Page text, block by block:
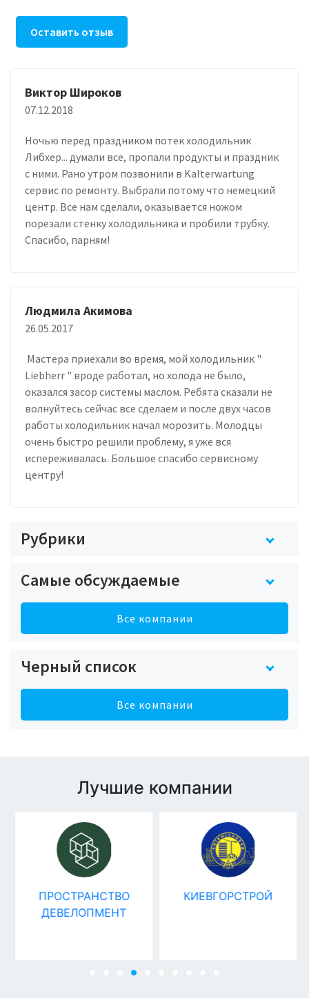
Оставить отзыв
Виктор Широков
07.12.2018
Ночью перед праздником потек холодильник
Либхер... думали все, пропали продукты и праздник
с ними. Рано утром позвонили в Kalterwartung
сервис по ремонту. Выбрали потому что немецкий
центр. Все нам сделали, оказывается ножом
порезали стенку холодильника и пробили трубку.
Спасибо, парням!
Людмила Акимова
26.05.2017
Мастера приехали во время, мой холодильник "
Liebherr " вроде работал, но холода не было,
оказался засор системы маслом. Ребята сказали не
волнуйтесь сейчас все сделаем и после двух часов
работы холодильник начал морозить. Молодцы
очень быстро решили проблему, я уже вся
испереживалась. Большое спасибо сервисному
центру!
Рубрики
Самые обсуждаемые
Все компании
Черный список
Все компании
Лучшие компании
ПРОСТРАНСТВО
ДЕВЕЛОПМЕНТ
КИЕВГОРСТРОЙ